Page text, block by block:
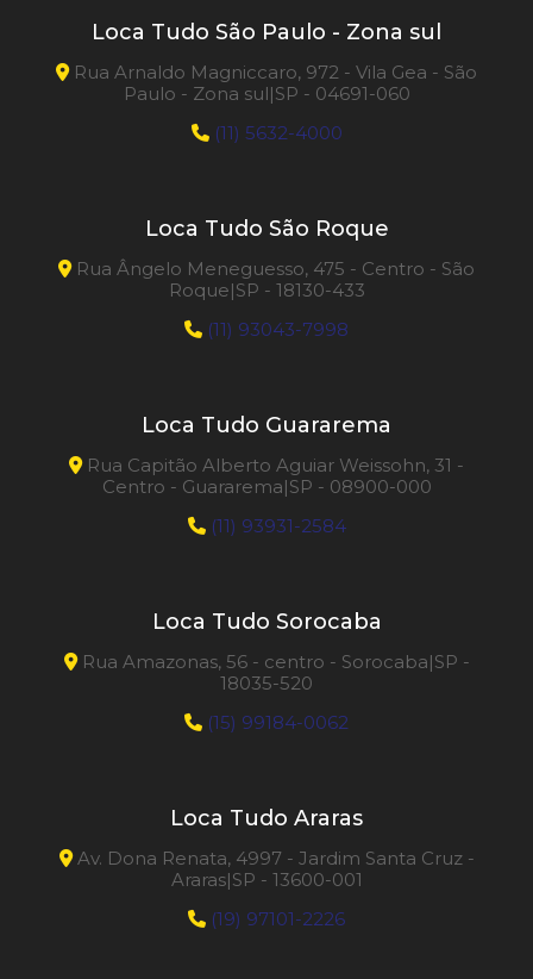
Loca Tudo São Paulo - Zona sul
Rua Arnaldo Magniccaro, 972 - Vila Gea - São
Paulo - Zona sul|SP - 04691-060
(11) 5632-4000
Loca Tudo São Roque
Rua Ângelo Meneguesso, 475 - Centro - São
Roque|SP - 18130-433
(11) 93043-7998
Loca Tudo Guararema
Rua Capitão Alberto Aguiar Weissohn, 31 -
Centro - Guararema|SP - 08900-000
(11) 93931-2584
Loca Tudo Sorocaba
Rua Amazonas, 56 - centro - Sorocaba|SP -
18035-520
(15) 99184-0062
Loca Tudo Araras
Av. Dona Renata, 4997 - Jardim Santa Cruz -
Araras|SP - 13600-001
(19) 97101-2226